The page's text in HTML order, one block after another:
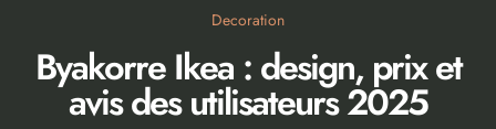
Decoration
Byakorre Ikea : design, prix et
avis des utilisateurs 2025